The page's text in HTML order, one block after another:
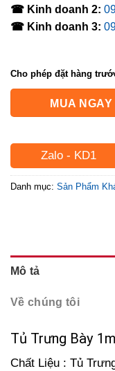
☎ Kinh doanh 2:
☎ Kinh doanh 3:
Cho phép đặt hàng
MUA NGAY
Zalo - KD1
Danh mục: Sản Phẩm
Mô tả
Về chúng tôi
Tủ Trưng Bày
Chất Liệu : Tủ